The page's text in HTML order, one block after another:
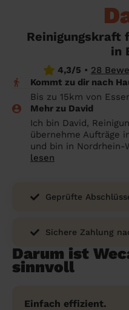
Reinigungskraft
in
4,3/5 • 28
Kommt zu dir nach
Bis zu 15km von
Mehr zu David
Ich bin David,
übernehme Aufträge
und bin in Nordrhein-
lesen
Geprüfte
Sichere Zahlung
Darum ist
sinnvoll
Einfach effizient.
Überall in Deutschland
Städte
Wuppertal
Oberhausen
Hagen
Hamm
Die Regionen
Unsere Artikel
Endreinigung
wissen solltest
Haushaltshilfe
Putzfrau Stundenlohn
eine Reinigungskraft
Was verdient eine
Kosten, Risiken und
Alternativen mehr lohnen